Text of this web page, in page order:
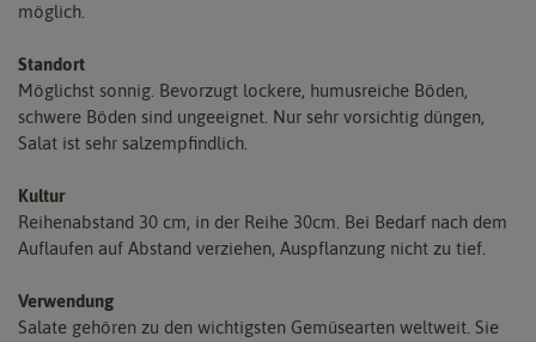
möglich.
Standort
Möglichst sonnig. Bevorzugt lockere, humusreiche Böden,
schwere Böden sind ungeeignet. Nur sehr vorsichtig düngen,
Salat ist sehr salzempfindlich.
Kultur
Reihenabstand 30 cm, in der Reihe 30cm. Bei Bedarf nach dem
Auflaufen auf Abstand verziehen, Auspflanzung nicht zu tief.
Verwendung
Salate gehören zu den wichtigsten Gemüsearten weltweit. Sie